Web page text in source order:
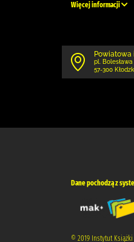
Więcej informacji
Powiatowa
pl.
57-300
Dane pochodzą z
© 2019 Instytut Książki